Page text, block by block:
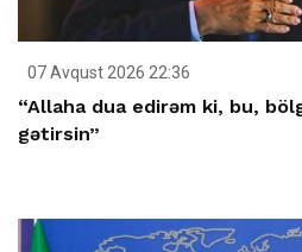
07 Avqust 2026 22:36
“Allaha dua edirəm ki, bu,
gətirsin”